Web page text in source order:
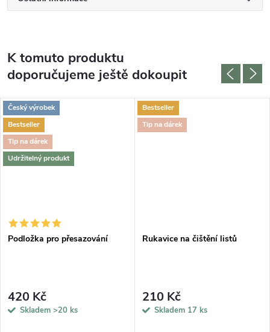
K tomuto produktu
doporučujeme ještě dokoupit
Český výrobek
Bestseller
Tip na dárek
Udržitelný produkt
Podložka pro přesazování
420 Kč
Skladem >20 ks
Bestseller
Tip na dárek
Rukavice na čištění listů
210 Kč
Skladem 17 ks